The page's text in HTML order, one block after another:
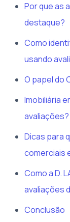
Por que as
destaque?
Como
usando
O papel do
Imobiliária
avaliações?
Dicas para
comerciais
Como a D.
avaliações
Conclusão